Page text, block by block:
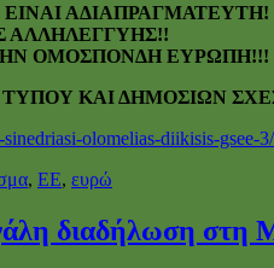
ΑΔΙΑΠΡΑΓΜΑΤΕΥΤΗ!
ΑΛΛΗΛΕΓΓΥΗΣ!!
ΟΜΟΣΠΟΝΔΗ ΕΥΡΩΠΗ!!!
olomelias-diikisis-gsee-3/
, ΕΕ, ευρώ
διαδήλωση στη